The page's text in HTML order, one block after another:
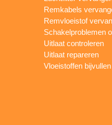
Remkabels
Remvloeistof
Schakelproblemen
Uitlaat controleren
Uitlaat repareren
Vloeistoffen bijvullen